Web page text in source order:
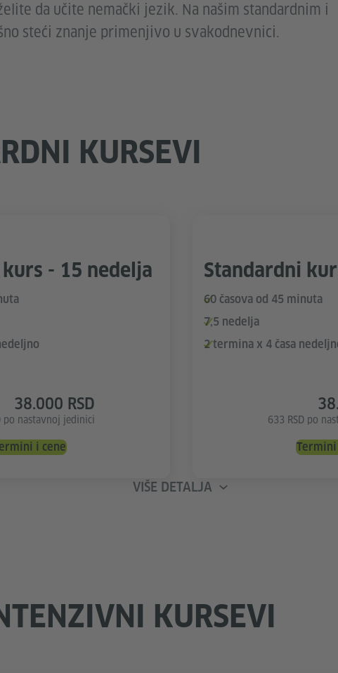
da učite nemački jezik. Na našim standardnim i
steći znanje primenjivo u svakodnevnici.
KURSEVI
- 15 nedelja
38.000 RSD
po nastavnoj jedinici
i cene
Standardni
60 časova od 45 minuta
7,5 nedelja
2 termina x 4 časa
633 RSD po
Termini
VIŠE DETALJA
KURSEVI